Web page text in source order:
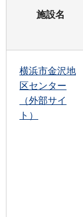
施設名
横浜市金沢地
区センター
（外部サイ
ト）